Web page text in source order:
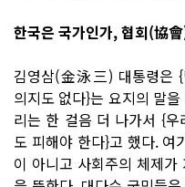
한국은 국가인가, 협회(協
김영삼(金泳三) 대통령은
의지도 없다}는 요지의 말
리는 한 걸음 더 나가서 {
도 피해야 한다}고 했다. 여
이 아니고 사회주의 체제가